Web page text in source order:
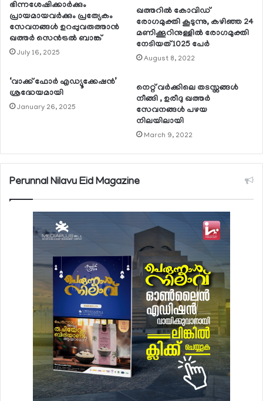
ഭിന്നശേഷിക്കാര്‍ക്കും
പ്രായമായവര്‍ക്കും പ്രത്യേകം
സേവനങ്ങള്‍ ഉറപ്പുവരുത്താന്‍
ഖത്തര്‍ സെന്‍ട്രല്‍ ബാങ്ക്
July 16, 2025
ഖത്തറില്‍ കോവിഡ്
രോഗമുക്തി കൂടുന്നു, കഴിഞ്ഞ 24
മണിക്കൂറിനുള്ളില്‍ രോഗമുക്തി
നേടിയത് 1025 പേര്‍
August 8, 2022
‘വാക്ക് ഫോര്‍ എഡ്യൂക്കേഷന്‍’
ശ്രദ്ധേയമായി
January 26, 2025
നെറ്റ് വര്‍ക്കിലെ തടസ്സങ്ങള്‍
നീങ്ങി , ഉരീദു ഖത്തര്‍
സേവനങ്ങള്‍ പഴയ
നിലയിലായി
March 9, 2022
Perunnal Nilavu Eid Magazine